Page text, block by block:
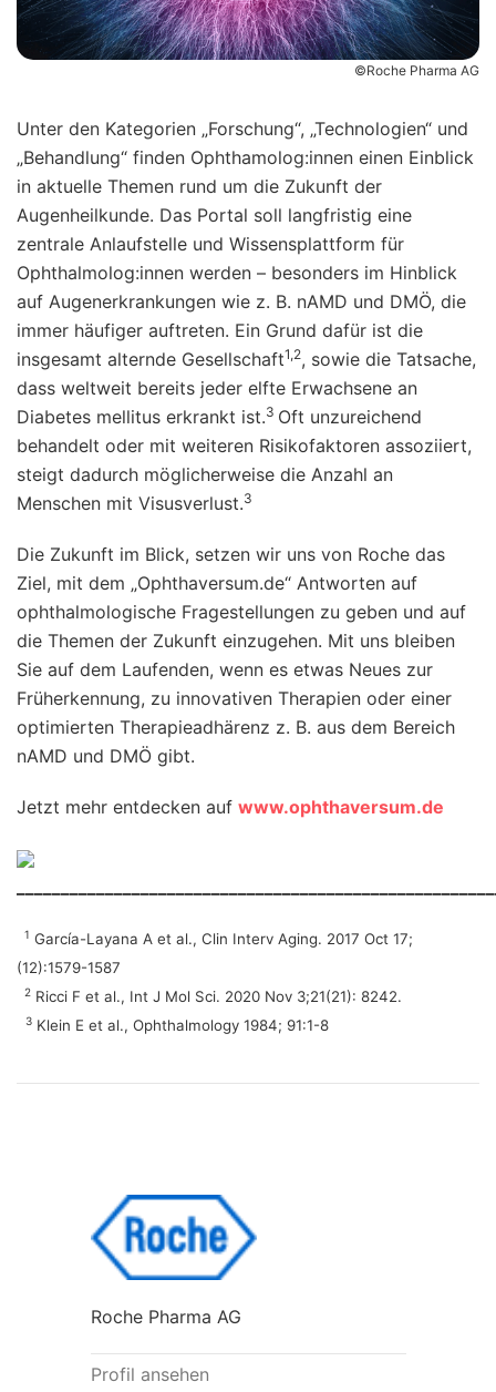
©Roche Pharma AG
Unter den Kategorien „Forschung“, „Technologien“ und
„Behandlung“ finden Ophthamolog:innen einen Einblick
in aktuelle Themen rund um die Zukunft der
Augenheilkunde. Das Portal soll langfristig eine
zentrale Anlaufstelle und Wissensplattform für
Ophthalmolog:innen werden – besonders im Hinblick
auf Augenerkrankungen wie z. B. nAMD und DMÖ, die
immer häufiger auftreten. Ein Grund dafür ist die
insgesamt alternde Gesellschaft1,2, sowie die Tatsache,
dass weltweit bereits jeder elfte Erwachsene an
Diabetes mellitus erkrankt ist.3 Oft unzureichend
behandelt oder mit weiteren Risikofaktoren assoziiert,
steigt dadurch möglicherweise die Anzahl an
Menschen mit Visusverlust.3
Die Zukunft im Blick, setzen wir uns von Roche das
Ziel, mit dem „Ophthaversum.de“ Antworten auf
ophthalmologische Fragestellungen zu geben und auf
die Themen der Zukunft einzugehen. Mit uns bleiben
Sie auf dem Laufenden, wenn es etwas Neues zur
Früherkennung, zu innovativen Therapien oder einer
optimierten Therapieadhärenz z. B. aus dem Bereich
nAMD und DMÖ gibt.
Jetzt mehr entdecken auf www.ophthaversum.de
1 García-Layana A et al., Clin Interv Aging. 2017 Oct 17;
(12):1579-1587
2 Ricci F et al., Int J Mol Sci. 2020 Nov 3;21(21): 8242.
3 Klein E et al., Ophthalmology 1984; 91:1-8
Roche Pharma AG
Profil ansehen